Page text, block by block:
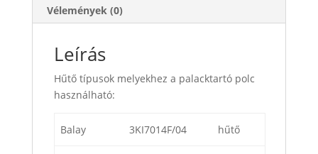
Vélemények (0)
Leírás
Hűtő típusok melyekhez a palacktartó polc
használható:
Balay 3KI7014F/04 hűtő